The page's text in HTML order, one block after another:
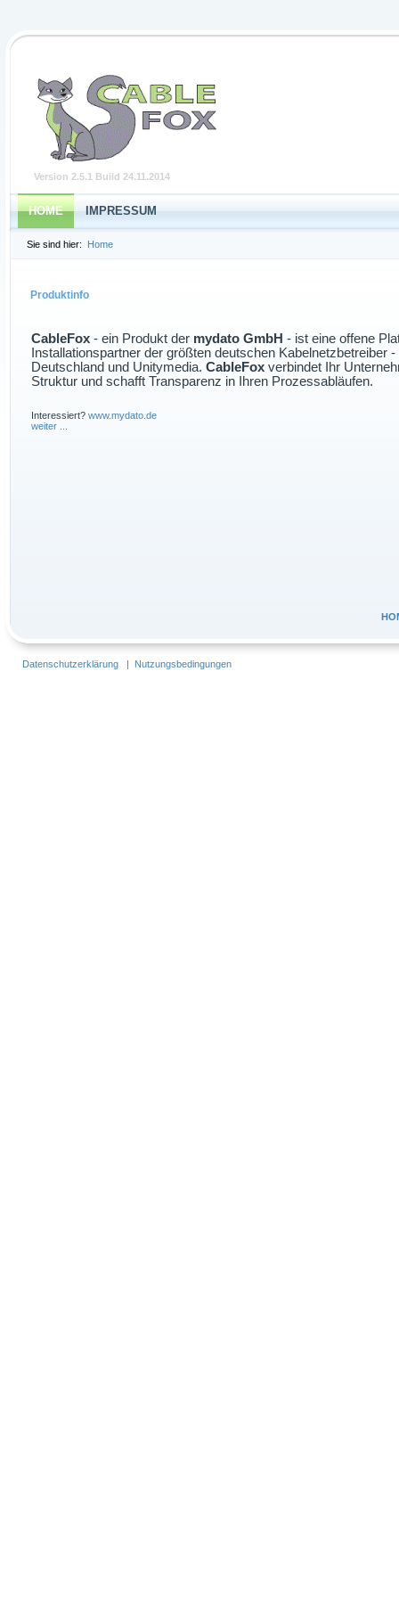
Version 2.5.1 Build 24.11.2014
HOME IMPRESSUM
Sie sind hier: Home
Produktinfo
CableFox - ein Produkt der mydato GmbH - ist eine offene
Installationspartner der größten deutschen Kabelnetzbetreiber -
Deutschland und Unitymedia. CableFox verbindet Ihr
Struktur und schafft Transparenz in Ihren Prozessabläufen.
Interessiert? www.mydato.de
weiter ...
Datenschutzerklärung | Nutzungsbedingungen